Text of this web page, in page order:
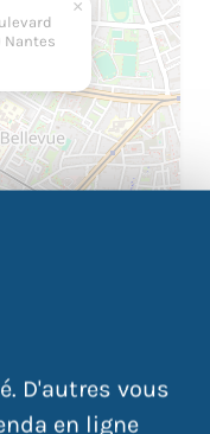
D'autres vous
en ligne
Nantes
×
OpenStreetMap